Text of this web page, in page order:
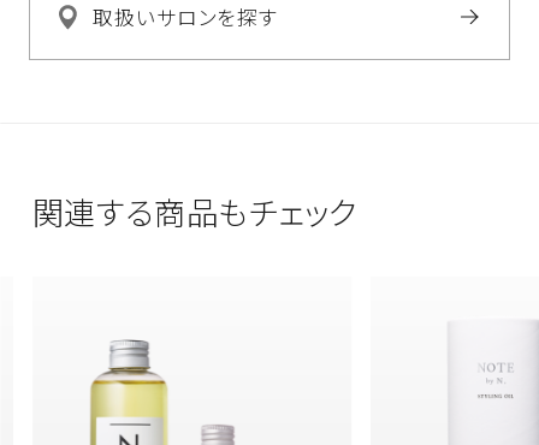
取扱いサロンを探す
関連する商品もチェック